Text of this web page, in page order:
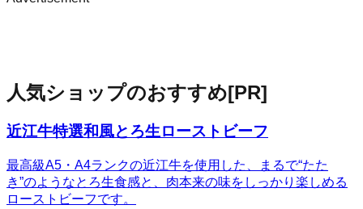
人気ショップのおすすめ[PR]
近江牛特選和風とろ生ローストビーフ
最高級A5・A4ランクの近江牛を使用した、まるで“たた
き”のようなとろ生食感と、肉本来の味をしっかり楽しめる
ローストビーフです。